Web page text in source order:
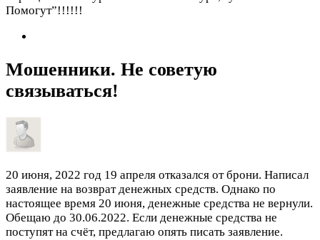
Помогут”!!!!!!
Мошенники. Не советую
связываться!
20 июня, 2022 год 19 апреля отказался от брони. Написал
заявление на возврат денежных средств. Однако по
настоящее время 20 июня, денежные средства не вернули.
Обещаю до 30.06.2022. Если денежные средства не
поступят на счёт, предлагаю опять писать заявление.